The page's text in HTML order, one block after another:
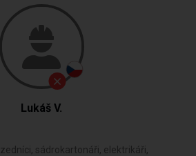
Lukáš V.
zedníci, sádrokartonáři, elektrikáři,